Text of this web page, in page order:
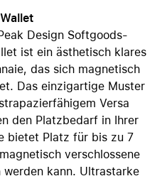
Design Softgoods-
ist ein ästhetisch klares
das sich magnetisch
Das einzigartige Muster
Versa
den Platzbedarf in Ihrer
bietet Platz für bis zu 7
verschlossene
kann. Ultrastarke